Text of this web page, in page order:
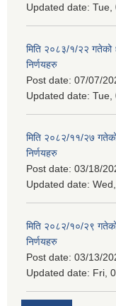
Updated date: Tue,
मिति २०८३/१/२२ गतेको
निर्णयहरु
Post date: 07/07/
Updated date: Tue,
मिति २०८२/११/२७
निर्णयहरु
Post date: 03/18/
Updated date:
मिति २०८२/१०/२९
निर्णयहरु
Post date: 03/13/
Updated date: Fri,